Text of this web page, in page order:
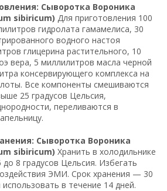
Сыворотка Вороника
sibiricum) Для приготовления 100
гидролата гамамелиса, 30
водного настоя
глицерина растительного, 10
вера, 5 миллилитров масла черной
консервирующего комплекса на
Все компоненты смешиваются
25 градусов Цельсия,
переливаются в
Сыворотка Вороника
sibiricum) Хранить в холодильнике
8 градусов Цельсия. Избегать
ЭМИ. Срок хранения — 30
в течение 14 дней.